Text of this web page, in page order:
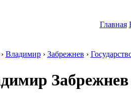
Главная
Владимир› Забрежнев ›
Забрежнев